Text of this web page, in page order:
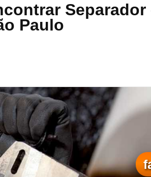
Separador
Paulo